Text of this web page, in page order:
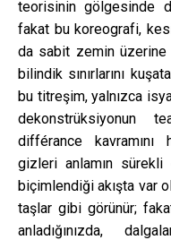
teorisinin gölgesinde
fakat bu koreografi,
da sabit zemin
bilindik sınırlarını
bu titreşim, yalnızca
dekonstrüksiyonun
différance kavramını
gizleri anlamın sürekli
biçimlendiği akışta var
taşlar gibi görünür;
anladığınızda,